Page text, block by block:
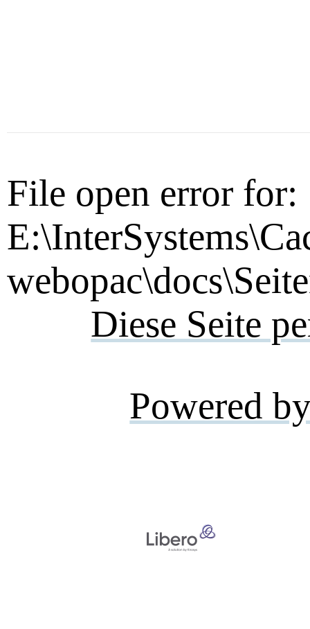
File open error for:
Diese Seite
Powered